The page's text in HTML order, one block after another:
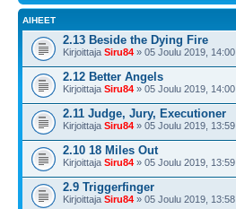
AIHEET
2.13 Beside the Dying Fire
Kirjoittaja Siru84 » 05 Joulu 2019, 14:00
2.12 Better Angels
Kirjoittaja Siru84 » 05 Joulu 2019, 14:00
2.11 Judge, Jury, Executioner
Kirjoittaja Siru84 » 05 Joulu 2019, 13:59
2.10 18 Miles Out
Kirjoittaja Siru84 » 05 Joulu 2019, 13:59
2.9 Triggerfinger
Kirjoittaja Siru84 » 05 Joulu 2019, 13:58